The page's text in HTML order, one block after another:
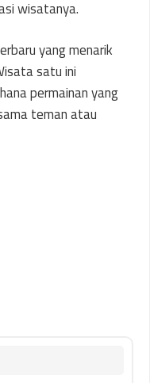
wisatanya.
yang menarik
satu ini
permainan yang
teman atau